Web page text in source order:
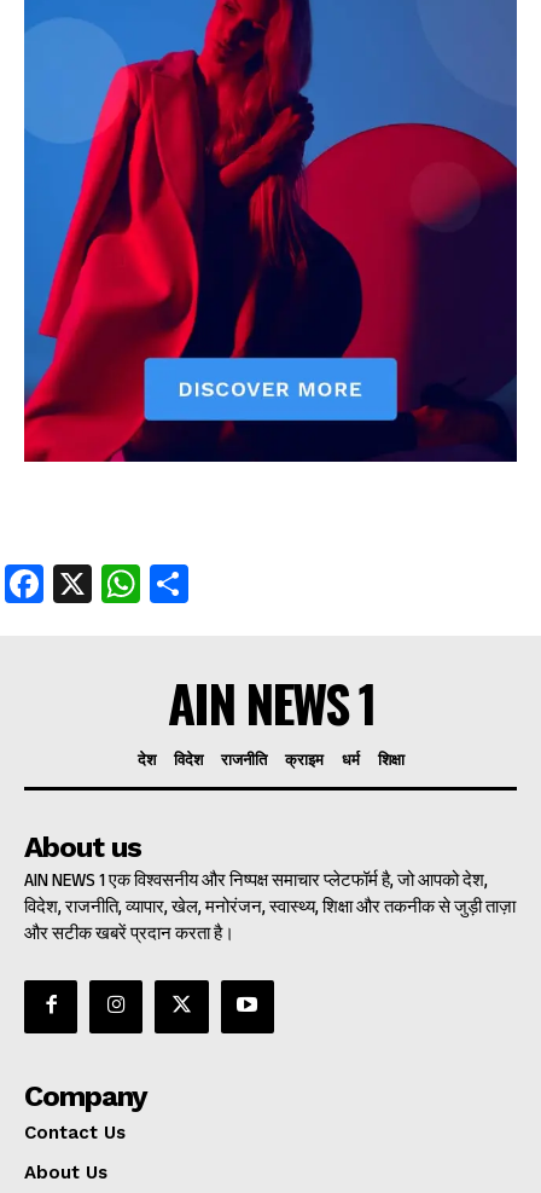
Contact Us
About Us
Privacy Policy
Terms of Use Agreement
Facebook
X WhatsApp
Share
Facebook
X WhatsApp
AIN NEWS 1
देश विदेश राजनीति क्राइम धर्म शिक्षा
About us
AIN NEWS 1 एक विश्वसनीय और निष्पक्ष समाचार प्लेटफॉर्म है, जो आपको देश,
विदेश, राजनीति, व्यापार, खेल, मनोरंजन, स्वास्थ्य, शिक्षा और तकनीक से जुड़ी ताज़ा
और सटीक खबरें प्रदान करता है।
Company
Contact Us
About Us